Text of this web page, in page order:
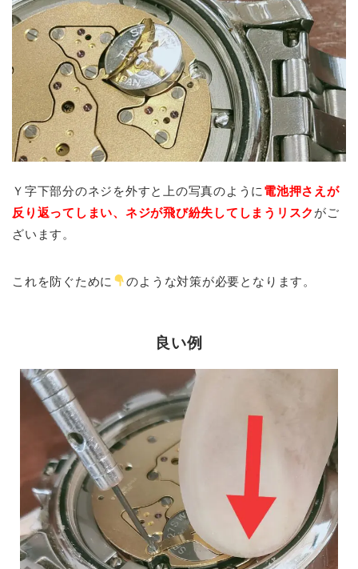
Ｙ字下部分のネジを外すと上の写真のように 電池押さえが
反り返ってしまい、ネジが飛び紛失してしまうリスク がご
ざいます。
これを防ぐために のような対策が必要となります。
良い例